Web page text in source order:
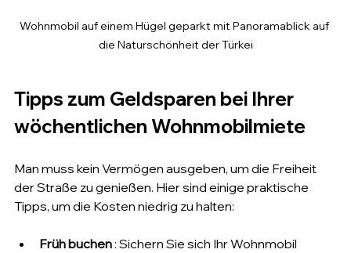
Wohnmobil auf einem Hügel geparkt mit Panoramablick auf
die Naturschönheit der Türkei
Tipps zum Geldsparen bei Ihrer
wöchentlichen Wohnmobilmiete
Man muss kein Vermögen ausgeben, um die Freiheit
der Straße zu genießen. Hier sind einige praktische
Tipps, um die Kosten niedrig zu halten:
Früh buchen : Sichern Sie sich Ihr Wohnmobil